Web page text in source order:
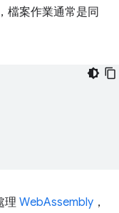
檔案作業通常是同
理 WebAssembly ，